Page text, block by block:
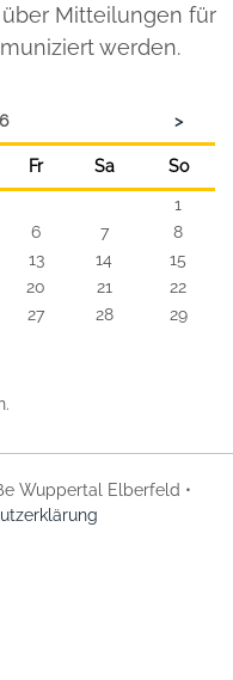
Mitteilungen für
werden.
>
Fr Sa
So
1
6 7
8
13 14
15
20 21
22
27 28
29
Wuppertal Elberfeld •